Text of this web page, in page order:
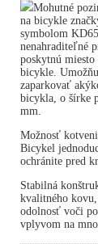
Mohutné
na bicykle
symbolom
nenahraditeľné
poskytnú miesto
bicykle.
zaparkovať
bicykla, o šírke
mm.
Možnosť
Bicykel
ochránite pred
Stabilná
kvalitného
odolnosť voči
vplyvom na